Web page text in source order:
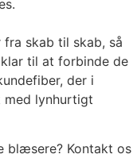
skab til skab, så
til at forbinde de
der i
lynhurtigt
blæsere? Kontakt os